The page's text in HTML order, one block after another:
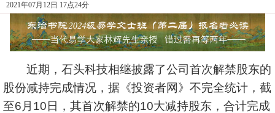
2021年07月12日 17点24分
近期， 石头科技相继披露了公司首次解禁股东的
股份减持完成情况，据《投资者网》不完全统计，截
至6月10日，其首次解禁的10大减持股东，合计完成